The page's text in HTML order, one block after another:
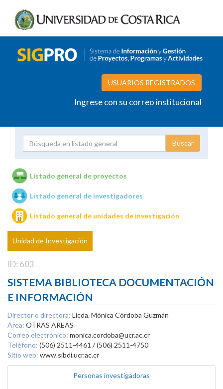
USUARIOS REGISTRADOS
Ingrese con su correo institucional
Unidades de investigación
Listado general de proyectos
Listado general de investigadores
Listado general de unidades de investigación
Unidad de Investigación
ID: 603
SISTEMA BIBLIOTECA DOCUMENTACIÓN
E INFORMACIÓN
Director o directora: Licda. Mónica Córdoba Guzmán
Área: OTRAS AREAS
Correo electrónico: monica.cordoba@ucr.ac.cr
Teléfono: (506) 2511-4461 / (506) 2511-4750
Sitio web: www.sibdi.ucr.ac.cr
Personas investigadoras